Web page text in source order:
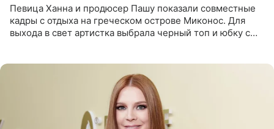
Певица Ханна и продюсер Пашу показали совместные
кадры с отдыха на греческом острове Миконос. Для
выхода в свет артистка выбрала черный топ и юбку с